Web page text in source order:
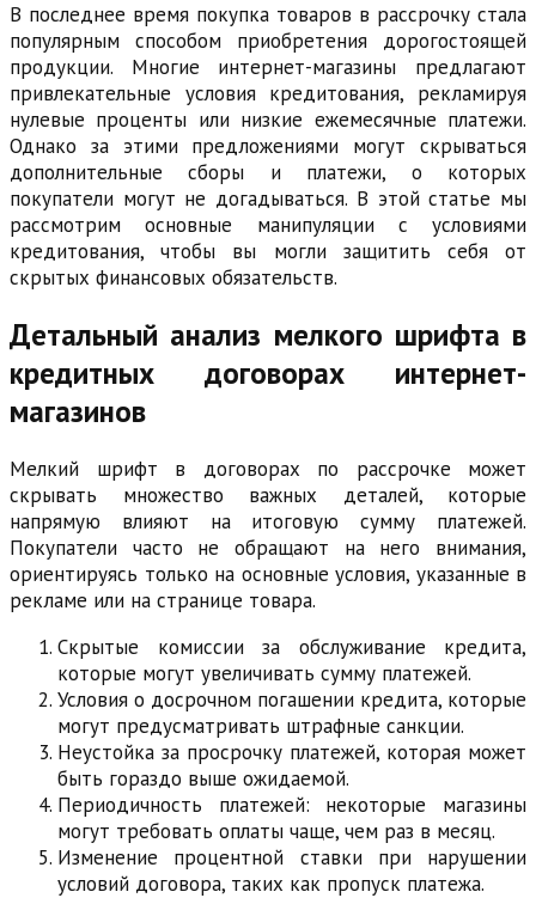
В последнее время покупка товаров в рассрочку стала
популярным способом приобретения дорогостоящей
продукции. Многие интернет-магазины предлагают
привлекательные условия кредитования, рекламируя
нулевые проценты или низкие ежемесячные платежи.
Однако за этими предложениями могут скрываться
дополнительные сборы и платежи, о которых
покупатели могут не догадываться. В этой статье мы
рассмотрим основные манипуляции с условиями
кредитования, чтобы вы могли защитить себя от
скрытых финансовых обязательств.
Детальный анализ мелкого шрифта в
кредитных договорах интернет-
магазинов
Мелкий шрифт в договорах по рассрочке может
скрывать множество важных деталей, которые
напрямую влияют на итоговую сумму платежей.
Покупатели часто не обращают на него внимания,
ориентируясь только на основные условия, указанные в
рекламе или на странице товара.
Скрытые комиссии за обслуживание кредита,
которые могут увеличивать сумму платежей.
Условия о досрочном погашении кредита, которые
могут предусматривать штрафные санкции.
Неустойка за просрочку платежей, которая может
быть гораздо выше ожидаемой.
Периодичность платежей: некоторые магазины
могут требовать оплаты чаще, чем раз в месяц.
Изменение процентной ставки при нарушении
условий договора, таких как пропуск платежа.